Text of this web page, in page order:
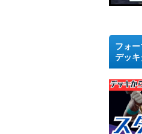
フォー
デッ